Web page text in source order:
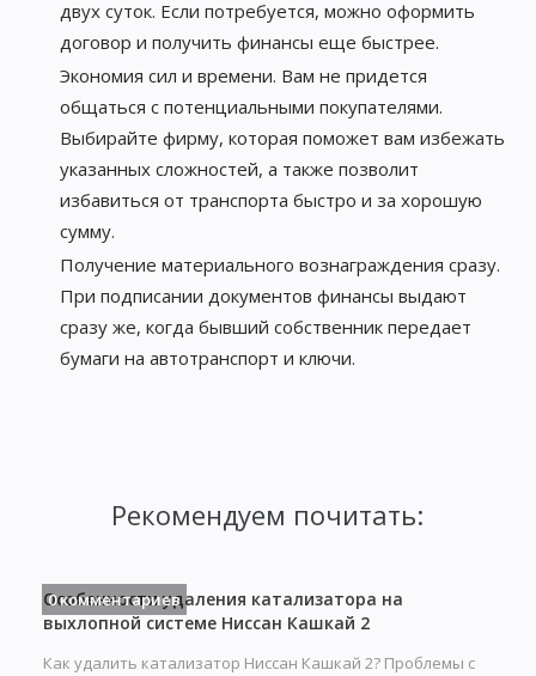
двух суток. Если потребуется, можно оформить
договор и получить финансы еще быстрее.
Экономия сил и времени. Вам не придется
общаться с потенциальными покупателями.
Выбирайте фирму, которая поможет вам избежать
указанных сложностей, а также позволит
избавиться от транспорта быстро и за хорошую
сумму.
Получение материального вознаграждения сразу.
При подписании документов финансы выдают
сразу же, когда бывший собственник передает
бумаги на автотранспорт и ключи.
Рекомендуем почитать:
0 комментариев
Особенности удаления катализатора на
выхлопной системе Ниссан Кашкай 2
Как удалить катализатор Ниссан Кашкай 2? Проблемы с